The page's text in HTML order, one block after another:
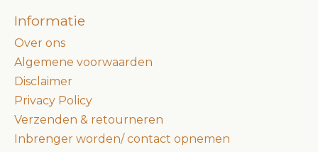
Informatie
Over ons
Algemene voorwaarden
Disclaimer
Privacy Policy
Verzenden & retourneren
Inbrenger worden/ contact opnemen